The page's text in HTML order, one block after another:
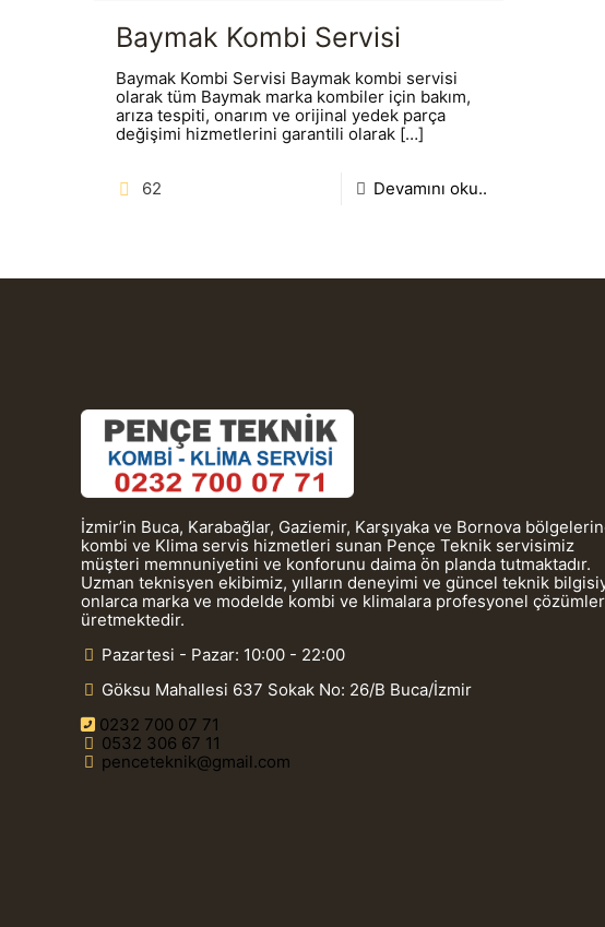
Baymak Kombi Servisi
Baymak Kombi Servisi Baymak kombi servisi
olarak tüm Baymak marka kombiler için bakım,
arıza tespiti, onarım ve orijinal yedek parça
değişimi hizmetlerini garantili olarak[…]
62 Devamını oku..
İzmir’in Buca, Karabağlar, Gaziemir, Karşıyaka ve Bornova
kombi ve Klima servis hizmetleri sunan Pençe Teknik servisimiz
müşteri memnuniyetini ve konforunu daima ön planda tutmaktadır.
Uzman teknisyen ekibimiz, yılların deneyimi ve güncel teknik
onlarca marka ve modelde kombi ve klimalara profesyonel çözümler
üretmektedir.
Pazartesi - Pazar: 10:00 - 22:00
Göksu Mahallesi 637 Sokak No: 26/B Buca/İzmir
0232 700 07 71
0532 306 67 11
penceteknik@gmail.com